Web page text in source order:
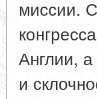
миссии.
Англии,
и